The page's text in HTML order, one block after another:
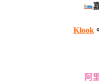
Klook 。
阿